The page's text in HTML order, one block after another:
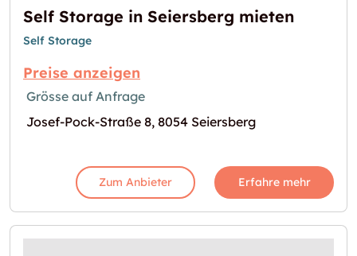
Self Storage in Seiersberg mieten
Self Storage
Preise anzeigen
Grösse auf Anfrage
Josef-Pock-Straße 8, 8054 Seiersberg
Zum Anbieter Erfahre mehr